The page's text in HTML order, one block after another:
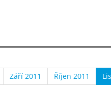
Září 2011 Říjen 2011